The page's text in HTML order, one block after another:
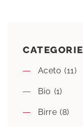
CATEGORIE
Aceto (11)
Bio (1)
Birre (8)